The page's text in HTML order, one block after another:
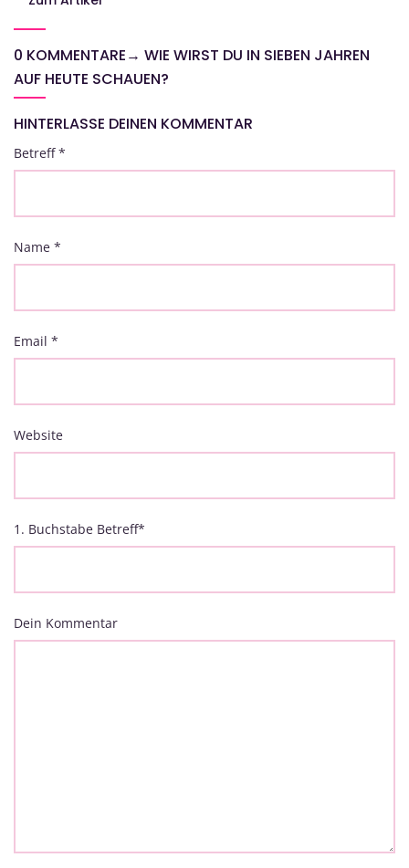
0 KOMMENTARE→ WIE WIRST DU IN SIEBEN JAHREN
AUF HEUTE SCHAUEN?
HINTERLASSE DEINEN KOMMENTAR
Betreff*
Name *
Email *
Website
1. Buchstabe Betreff*
Dein Kommentar